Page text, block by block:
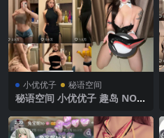
小优优子 秘语空间
秘语空间 小优优子 趣岛 NO.0
完整版